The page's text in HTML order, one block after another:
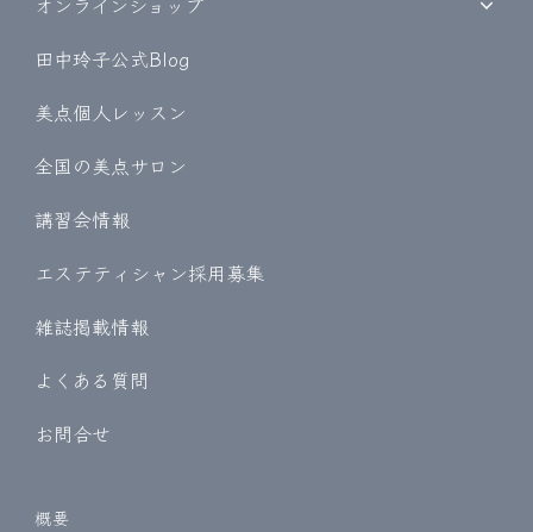
田中玲子公式Blog
美点個人レッスン
全国の美点サロン
講習会情報
エステティシャン採用募集
雑誌掲載情報
よくある質問
お問合せ
概要